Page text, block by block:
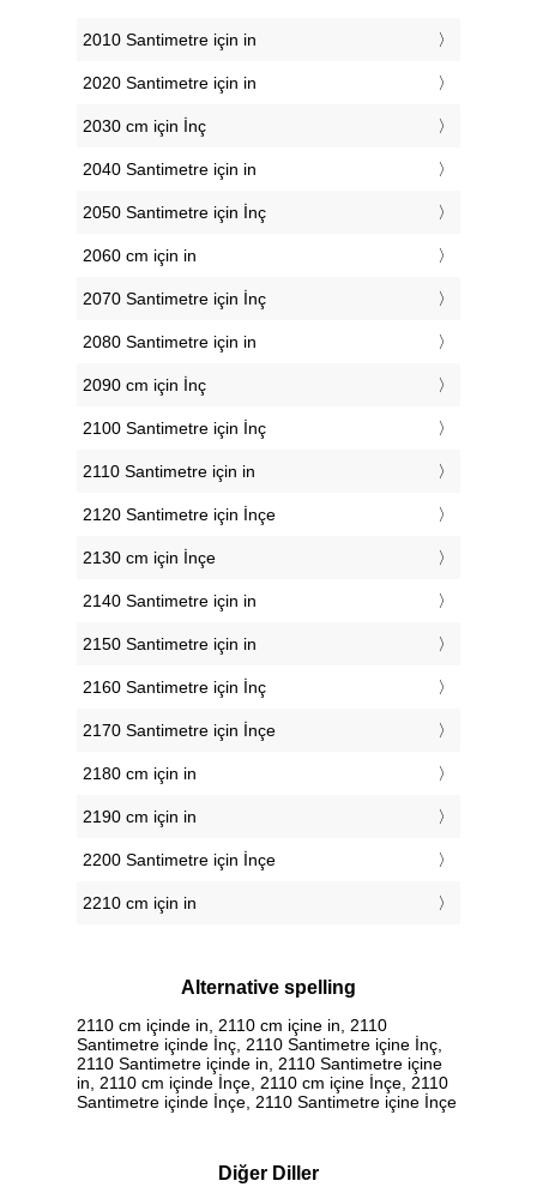
2010 Santimetre için in
2020 Santimetre için in
2030 cm için İnç
2040 Santimetre için in
2050 Santimetre için İnç
2060 cm için in
2070 Santimetre için İnç
2080 Santimetre için in
2090 cm için İnç
2100 Santimetre için İnç
2110 Santimetre için in
2120 Santimetre için İnçe
2130 cm için İnçe
2140 Santimetre için in
2150 Santimetre için in
2160 Santimetre için İnç
2170 Santimetre için İnçe
2180 cm için in
2190 cm için in
2200 Santimetre için İnçe
2210 cm için in
Alternative spelling
2110 cm içinde in, 2110 cm içine in, 2110
Santimetre içinde İnç, 2110 Santimetre içine İnç,
2110 Santimetre içinde in, 2110 Santimetre içine
in, 2110 cm içinde İnçe, 2110 cm içine İnçe, 2110
Santimetre içinde İnçe, 2110 Santimetre içine İnçe
Diğer Diller